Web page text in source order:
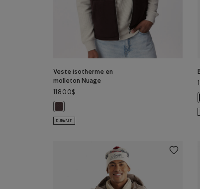
Veste isotherme en
molleton Nuage
118,00$
DURABLE